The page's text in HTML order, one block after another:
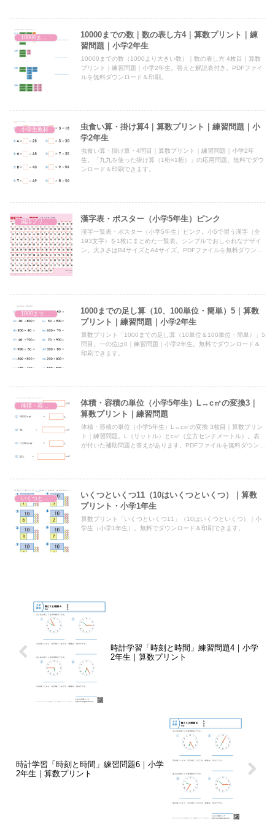
10000までの数（1000より大きい数）
10000までの数｜数の表し方4｜算数プリント｜練
習問題｜小学2年生
10000までの数（1000より大きい数）｜数の表し方 4枚目｜算数
プリント｜練習問題｜小学2年生。答えと解説表付き。PDFファイ
ルを無料ダウンロード＆印刷。
小学生教材
虫食い算・掛け算4｜算数プリント｜練習問題｜小
学2年生
虫食い算・掛け算・4問目｜算数プリント｜練習問題｜小学2年
生。「九九を使った掛け算（1桁×1桁）」の応用問題。無料でダウ
ンロード＆印刷できます。
国語プリント 漢字表・ポスター（小学5年生）ピンク
漢字一覧表・ポスター（小学5年生）ピンク。小5で習う漢字（全
193文字）を1枚にまとめた一覧表。シンプルでおしゃれなデザイ
ン。大きさはB4サイズとA4サイズ。PDFファイルを無料ダウンロ
1000までの足し算（10、100単位）
1000までの足し算（10、100単位・簡単）5｜算数
プリント｜練習問題｜小学2年生
算数プリント「1000までの足し算（10単位＆100単位・簡単）」5
問目。一の位は0｜練習問題｜小学2年生。無料でダウンロード＆
印刷できます。
体積・容積の単位（小学5年生）㎥・kL・L・dL・c㎥・mlの変換
体積・容積の単位（小学5年生）L↔c㎥の変換3｜
算数プリント｜練習問題
体積・容積の単位（小学5年生）L↔c㎥の変換 3枚目｜算数プリン
ト｜練習問題。L（リットル）とc㎥（立方センチメートル）。表
が付いた補助問題と答えがあります。PDFファイルを無料ダウンロ
いくつといくつ11（10はいくつといくつ）｜算数
プリント・小学1年生
算数プリント「いくつといくつ11」（10はいくつといくつ）｜小
学生（小学1年生）。無料でダウンロード＆印刷できます。
時計学習「時刻と時間」練習問題4｜小学
2年生｜算数プリント
時計学習「時刻と時間」練習問題6｜小学
2年生｜算数プリント